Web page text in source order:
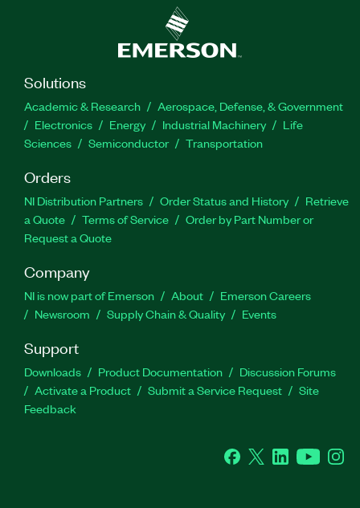
Solutions
Academic & Research
Aerospace, Defense, & Government
Electronics
Energy Industrial Machinery
Life
Sciences
Semiconductor Transportation
Orders
NI Distribution Partners Order Status and History
Retrieve
a Quote
Terms of Service
Order by Part Number or
Request a Quote
Company
NI is now part of Emerson About
Emerson Careers
Newsroom
Supply Chain & Quality Events
Support
Downloads Product Documentation
Discussion Forums
Activate a Product
Submit a Service Request
Site
Feedback
Facebook
Twitter LinkedInYouTube